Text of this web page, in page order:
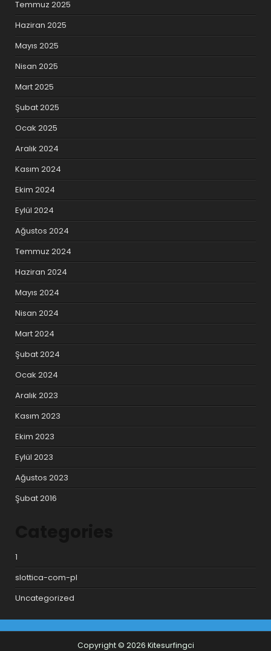
Temmuz 2025
Haziran 2025
Mayıs 2025
Nisan 2025
Mart 2025
Şubat 2025
Ocak 2025
Aralık 2024
Kasım 2024
Ekim 2024
Eylül 2024
Ağustos 2024
Temmuz 2024
Haziran 2024
Mayıs 2024
Nisan 2024
Mart 2024
Şubat 2024
Ocak 2024
Aralık 2023
Kasım 2023
Ekim 2023
Eylül 2023
Ağustos 2023
Şubat 2016
1
slottica-com-pl
Uncategorized
Copyright © 2026 Kitesurfingci